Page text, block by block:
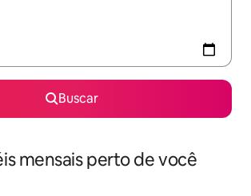
Buscar
mensais perto de você